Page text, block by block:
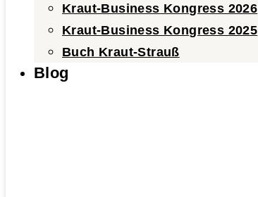
Kraut-Business Kongress 2026
Kraut-Business Kongress 2025
Buch Kraut-Strauß
Blog